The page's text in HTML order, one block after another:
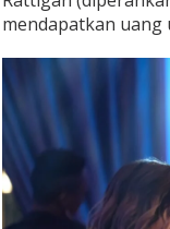
mendapatkan uang